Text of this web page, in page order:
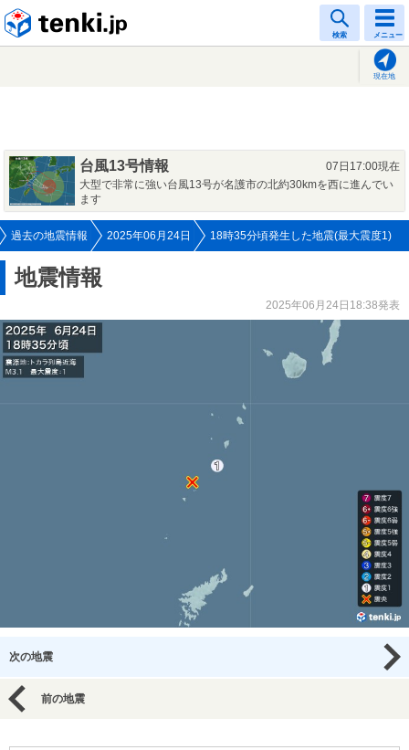
検索 メニュー
現在地
台風13号情報
07日17:00現在
大型で非常に強い台風13号が名護市の北約30kmを西に進んでい
ます
過去の地震情報 2025年06月24日 18時35分頃発生した地震(最大震度1)
地震情報
2025年06月24日18:38発表
次の地震
前の地震